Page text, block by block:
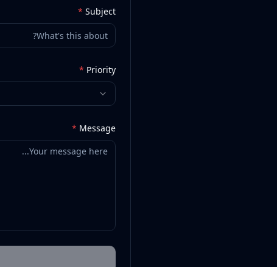
Subject
*
Priority
*
Message
*